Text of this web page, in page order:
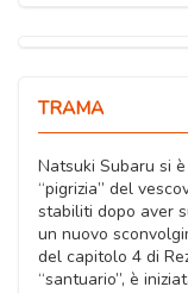
TRAMA
Natsuki Subaru si
“pigrizia” del
stabiliti dopo aver
un nuovo
del capitolo 4 di
“santuario”, è